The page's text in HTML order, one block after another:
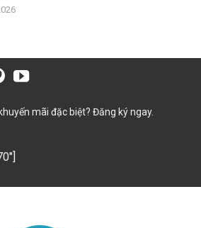
mãi đặc biệt? Đăng ký ngay.